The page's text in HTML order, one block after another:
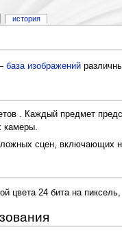
база изображений
. Каждый предмет
камеры.
сцен, включающих
цвета 24 бита на
история